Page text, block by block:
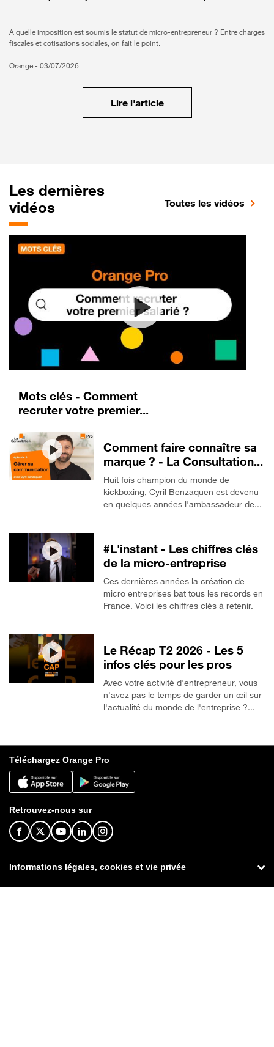
A quelle imposition est soumis le statut de micro-entrepreneur ? Entre charges
fiscales et cotisations sociales, on fait le point.
Orange - 03/07/2026
Lire l'article
Les dernières
vidéos
Toutes les vidéos
Mots clés - Comment
recruter votre premier...
Comment faire connaître sa
marque ? - La Consultation...
Huit fois champion du monde de
kickboxing, Cyril Benzaquen est devenu
en quelques années l'ambassadeur de...
#L'instant - Les chiffres clés
de la micro-entreprise
Ces dernières années la création de
micro entreprises bat tous les records en
France. Voici les chiffres clés à retenir.
Le Récap T2 2026 - Les 5
infos clés pour les pros
Avec votre activité d'entrepreneur, vous
n'avez pas le temps de garder un œil sur
l'actualité du monde de l'entreprise ?...
Téléchargez Orange Pro
Retrouvez-nous sur
Informations légales, cookies et vie privée
© Orange 2026